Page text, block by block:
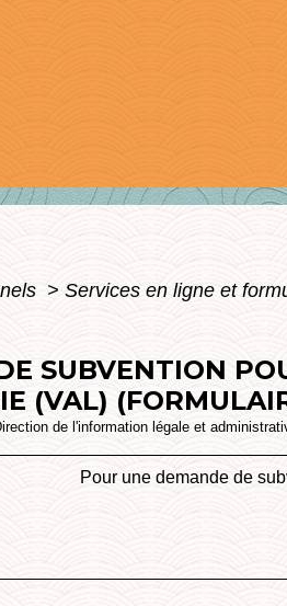
> Services en ligne et
SUBVENTION
(VAL)
de l'information légale et
Pour une demande de